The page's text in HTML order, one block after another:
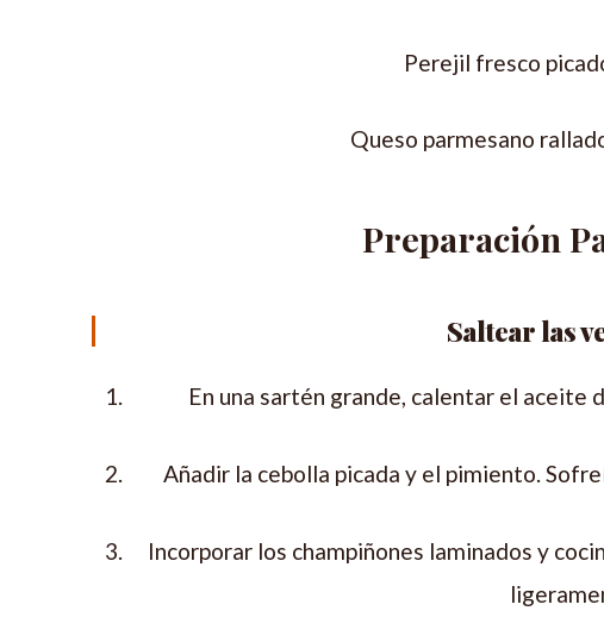
Perejil fresco
Queso parmesano
Preparación
Saltear las
En una sartén grande, calentar el aceite
Añadir la cebolla picada y el pimiento.
Incorporar los champiñones laminados y